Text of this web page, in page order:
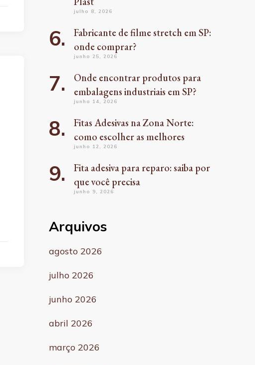
julho 8, 2026
Fabricante de filme stretch em SP:
onde comprar?
junho 25, 2026
Onde encontrar produtos para
embalagens industriais em SP?
junho 14, 2026
Fitas Adesivas na Zona Norte:
como escolher as melhores
junho 12, 2026
Fita adesiva para reparo: saiba por
que você precisa
junho 9, 2026
Arquivos
agosto 2026
julho 2026
junho 2026
abril 2026
março 2026